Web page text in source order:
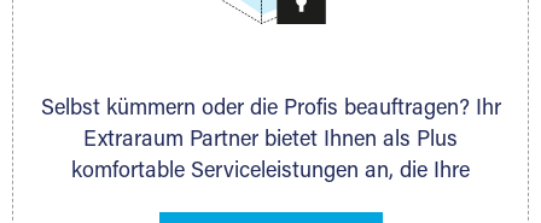
Selbst kümmern oder die Profis beauftragen? Ihr
Extraraum Partner bietet Ihnen als Plus
komfortable Serviceleistungen an, die Ihre